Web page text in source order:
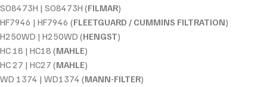
SO8473H | SO8473H (FILMAR)
HF7946 | HF7946 (FLEETGUARD / CUMMINS FILTRATION)
H250WD | H250WD (HENGST)
HC 18 | HC18 (MAHLE)
HC 27 | HC27 (MAHLE)
WD 1374 | WD1374 (MANN-FILTER)